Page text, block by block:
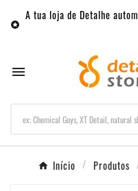

A tua loja de Detalhe

Início Produtos